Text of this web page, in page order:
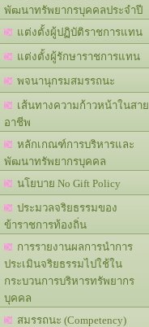
พัฒนาทรัพยากรบุคคลประจำปี
แต่งตั้งผู้ปฏิบัติราชการแทน
แต่งตั้งผู้รักษาราชการแทน
พจนานุกรมสมรรถนะ
เส้นทางความก้าวหน้าในสาย
อาชีพ
หลักเกณฑ์การบริหารและ
พัฒนาทรัพยากรบุคคล
นโยบาย No Gift Policy
ประมวลจริยธรรมของ
ข้าราชการท้องถิ่น
การรายงานผลการนำการ
ประเมินจริยธรรมไปใช้ใน
กระบวนการบริหารทรัพยากร
บุคคล
สมรรถนะ (Competency)